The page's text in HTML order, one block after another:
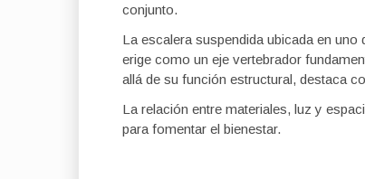
conjunto.
La escalera suspendida ubicada en
erige como un eje vertebrador
allá de su función estructural, destaca
La relación entre materiales, luz y
para fomentar el bienestar.